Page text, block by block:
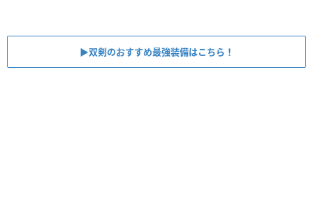
▶︎双剣のおすすめ最強装備はこちら！